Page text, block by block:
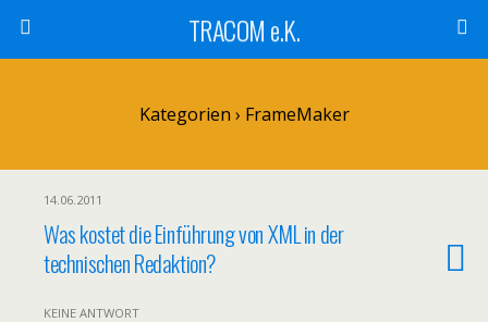
TRACOM e.K.
Kategorien › FrameMaker
14.06.2011
Was kostet die Einführung von XML in der
technischen Redaktion?
KEINE ANTWORT